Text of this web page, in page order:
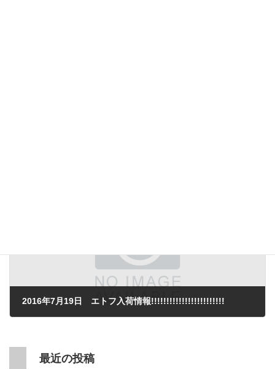
2016年7月19日 エトフ入荷情報!!!!!!!!!!!!!!!!!!!!!!!!
最近の投稿